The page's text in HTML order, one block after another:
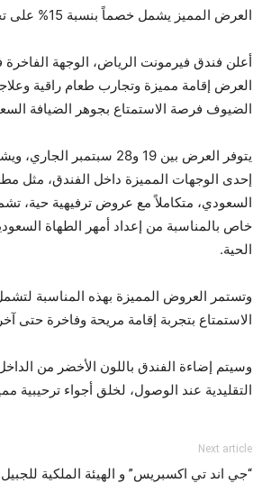
العرض المميز يشمل خصماً بنسبة 15% على تجارب الإقامة وتناول الطعام وعلاجات المنتجع الصحي وغيرها الكثير
أعلن فندق فيرمونت الرياض، الوجهة
العرض إقامة مميزة وتجارب طعام راقية
الضيوف فرصة الاستمتاع بجوهر الضيافة
الحية.
وتستمر العروض المميزة بهذه المناسبة
الاستمتاع بتجربة إقامة مريحة وفاخرة حتى
وسيتم إضاءة الفندق باللون الأخضر من
التقليدية عند الوصول، لخلق أجواء ترحيبية
Next article
“جي اند تي اكسبريس” و الهيئة الملكية